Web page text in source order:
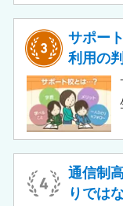
サポー
利用の
通信制
りでは